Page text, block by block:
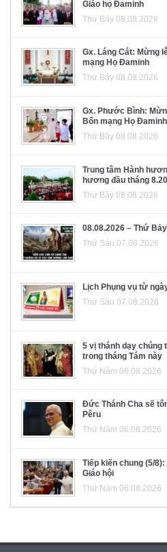
Giáo họ Đaminh
Thứ Bảy 08.08.2026
Gx. Láng Cát: Mừng
mạng Họ Đaminh
Thứ Bảy 08.08.2026
Gx. Phước Bình:
Bổn mạng Họ Đaminh
Thứ Bảy 08.08.2026
Trung tâm Hành
hương đầu tháng
Thứ Bảy 08.08.2026
08.08.2026 – Thứ
Thứ Sáu 07.08.2026
Lịch Phụng vụ từ
Thứ Sáu 07.08.2026
5 vị thánh dạy chúng
trong tháng Tám này
Thứ Năm 06.08.2026
Đức Thánh Cha sẽ
Pêru
Thứ Năm 06.08.2026
Tiếp kiến chung (5/
Giáo hội
Thứ Năm 06.08.2026